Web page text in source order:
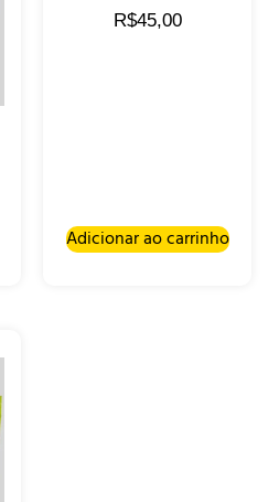
R$45,00
Adicionar ao carrinho